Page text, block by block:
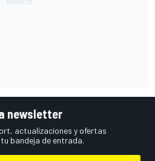
newsletter
actualizaciones y ofertas
bandeja de entrada.